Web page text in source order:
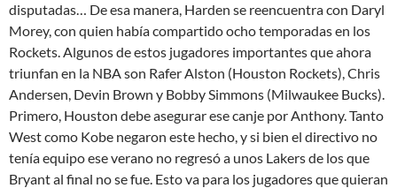
disputadas… De esa manera, Harden se reencuentra con Daryl
Morey, con quien había compartido ocho temporadas en los
Rockets. Algunos de estos jugadores importantes que ahora
triunfan en la NBA son Rafer Alston (Houston Rockets), Chris
Andersen, Devin Brown y Bobby Simmons (Milwaukee Bucks).
Primero, Houston debe asegurar ese canje por Anthony. Tanto
West como Kobe negaron este hecho, y si bien el directivo no
tenía equipo ese verano no regresó a unos Lakers de los que
Bryant al final no se fue. Esto va para los jugadores que quieran